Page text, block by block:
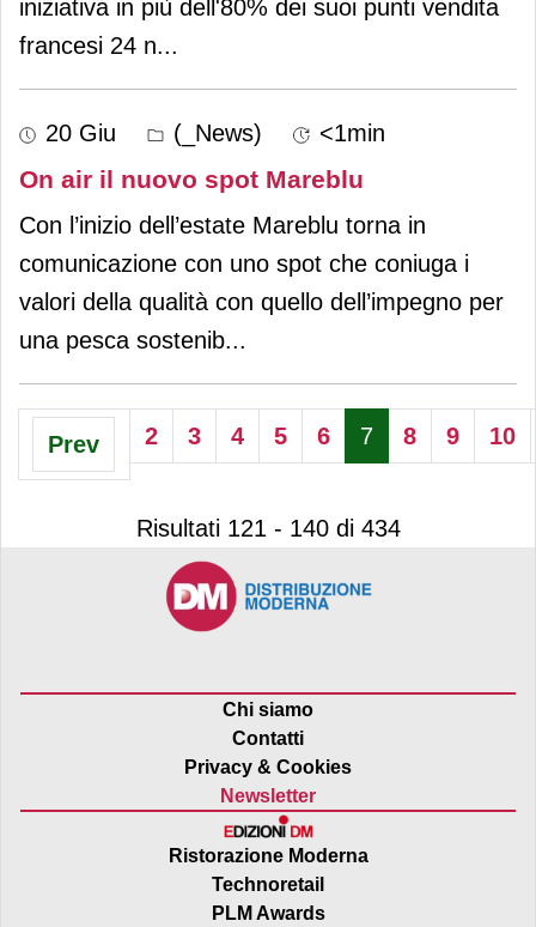
iniziativa in più dell'80% dei suoi punti vendita
francesi 24 n...
20 Giu (_News) <1min
On air il nuovo spot Mareblu
Con l’inizio dell’estate Mareblu torna in
comunicazione con uno spot che coniuga i
valori della qualità con quello dell’impegno per
una pesca sostenib...
Prev 2 3 4 5 6 7 8 9 10
Risultati 121 - 140 di 434
Chi siamo
Contatti
Privacy & Cookies
Newsletter
Ristorazione Moderna
Technoretail
PLM Awards